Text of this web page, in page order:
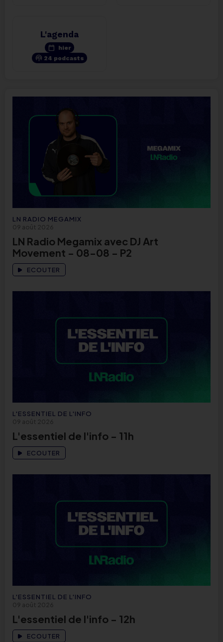
L'agenda
calendar_today hier
podcasts 24 podcasts
LN RADIO MEGAMIX
09 août 2026
LN Radio Megamix avec DJ Art
Movement - 08-08 - P2
ECOUTER
L'ESSENTIEL DE L'INFO
09 août 2026
L'essentiel de l'info - 11h
ECOUTER
L'ESSENTIEL DE L'INFO
09 août 2026
L'essentiel de l'info - 12h
ECOUTER